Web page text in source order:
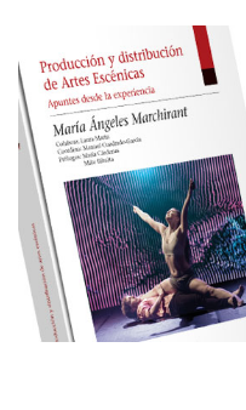
más potente ni
emociones y al
que, a estas alturas,
disputa entre el
escenocentrismo en
En lo que sí que, esta
INTRE ANTES DO
maestro de la
desplazamiento de la